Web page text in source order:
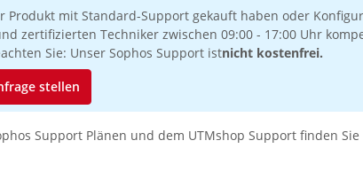
Produkt mit Standard-Support gekauft haben oder
zertifizierten Techniker zwischen 09:00 - 17:00 Uhr
Sie: Unser Sophos Support istnicht kostenfrei.
stellen
Support Plänen und dem UTMshop Support finden Sie